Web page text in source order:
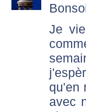
Je
qu'en
avec